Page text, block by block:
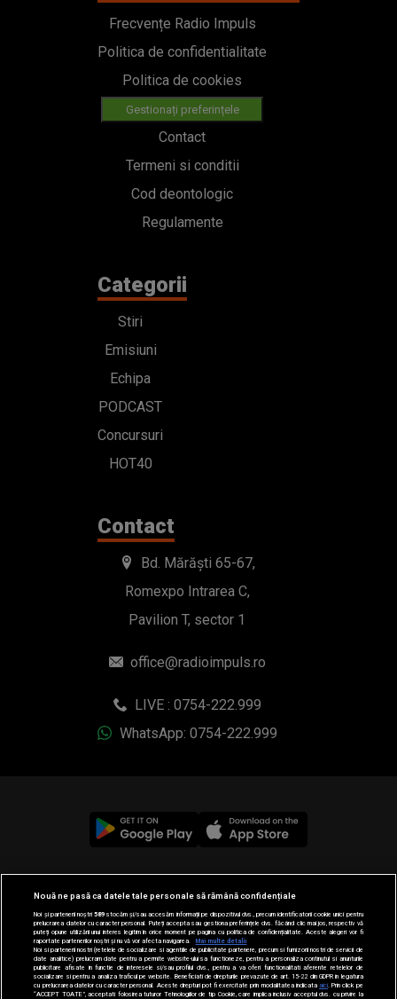
Frecvențe Radio Impuls
Politica de confidentialitate
Politica de cookies
Gestionați preferințele
Contact
Termeni si conditii
Cod deontologic
Regulamente
Categorii
Stiri
Emisiuni
Echipa
PODCAST
Concursuri
HOT40
Contact
Bd. Mărăști 65-67,
Romexpo Intrarea C,
Pavilion T, sector 1
office@radioimpuls.ro
LIVE : 0754-222.999
WhatsApp: 0754-222.999
© 2019-2026 DOGAN MEDIA INTERNATIONAL SA, Toate
drepturile rezervate.
Nouă ne pasă ca datele tale personale să rămână confidențiale
Noi și partenerii noștri589stocăm și/sau accesăm informații pe dispozitivul dvs., precum identificatorii cookie unici pentru
prelucrarea datelor cu caracter personal. Puteți accepta sau gestiona preferințele dvs. făcând clic mai jos, respectiv vă
puteți opune utilizării unui interes legitim în orice moment pe pagina cu politica de confidențialitate. Aceste alegeri vor fi
raportate partenerilor noștri și nu vă vor afecta navigarea.
Mai multe detalii
Noi si partenerii nostri (retelele de socializare si agentiile de publicitate partenere, precum si furnizorii nostri de servicii de
date analitice) prelucram date pentru a permite website-ului sa functioneze, pentru a personaliza continutul si anunturile
publicitare afisate in functie de interesele si/sau profilul dvs., pentru a va oferi functionalitati aferente retelelor de
socializare si pentru a analiza traficul pe website. Beneficiati de drepturile prevazute de art. 15-22 din GDPR in legatura
cu prelucrarea datelor cu caracter personal. Aceste drepturi pot fi exercitate prin modalitatea indicataaici . Prin click pe
“ACCEPT TOATE”, acceptati folosirea tuturor Tehnologiilor de tip Cookie, care implica inclusiv acceptul dvs. cu privire la